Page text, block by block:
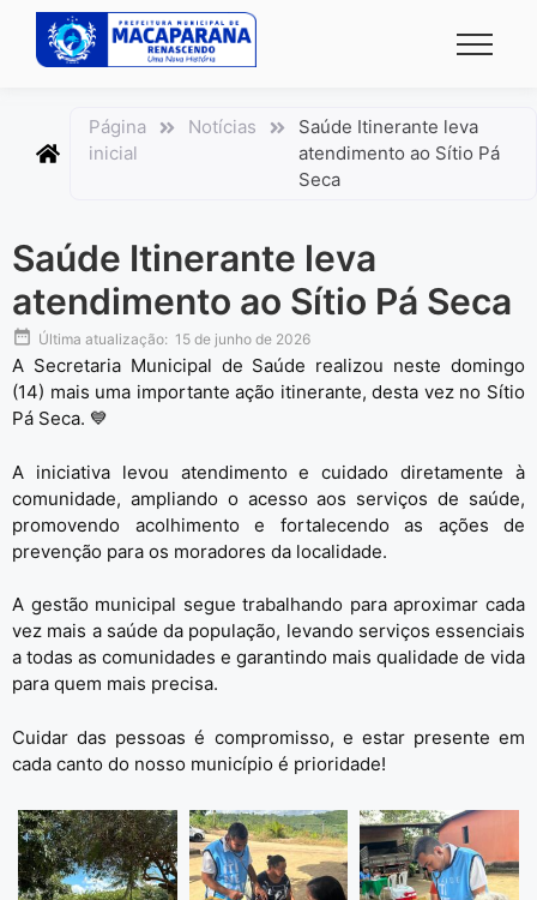
conteúdo
Página
inicial
Notícias
Saúde Itinerante leva
atendimento ao Sítio Pá
Seca
Saúde Itinerante leva
atendimento ao Sítio Pá Seca
Última atualização: 15 de junho de 2026
A Secretaria Municipal de Saúde realizou neste domingo
(14) mais uma importante ação itinerante, desta vez no Sítio
Pá Seca. 💙
A iniciativa levou atendimento e cuidado diretamente à
comunidade, ampliando o acesso aos serviços de saúde,
promovendo acolhimento e fortalecendo as ações de
prevenção para os moradores da localidade.
A gestão municipal segue trabalhando para aproximar cada
vez mais a saúde da população, levando serviços essenciais
a todas as comunidades e garantindo mais qualidade de vida
para quem mais precisa.
Cuidar das pessoas é compromisso, e estar presente em
cada canto do nosso município é prioridade!